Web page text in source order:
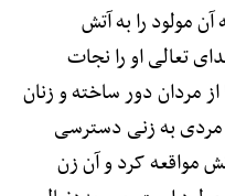
مولود را به آتش
تعالی او را نجات
مردان دور ساخته و زنان
به زنی دسترسی
مواقعه کرد و آن زن